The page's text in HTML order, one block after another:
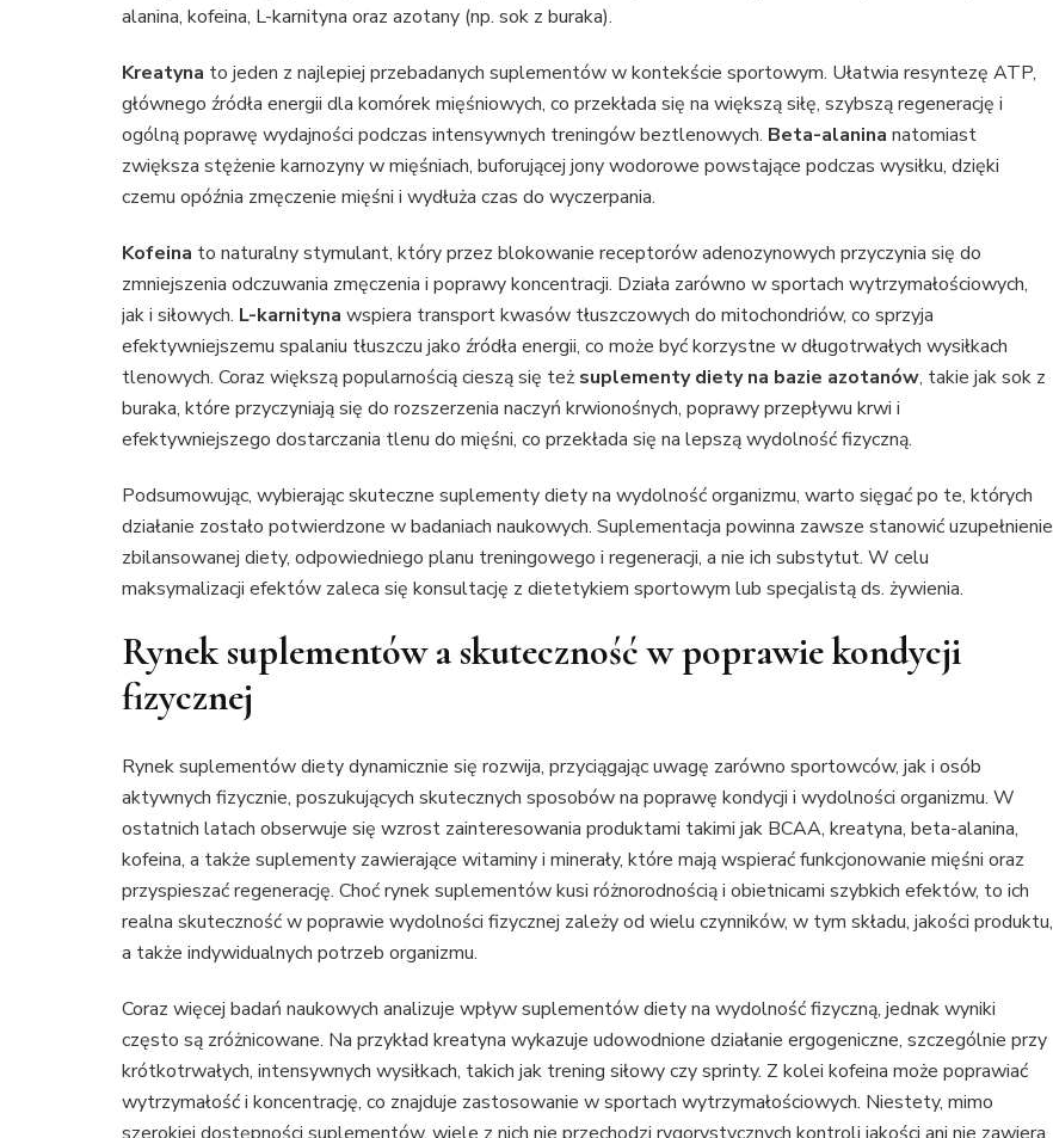
alanina, kofeina, L-karnityna oraz azotany (np. sok z buraka).
Kreatyna to jeden z najlepiej przebadanych suplementów w kontekście sportowym. Ułatwia resyntezę ATP,
głównego źródła energii dla komórek mięśniowych, co przekłada się na większą siłę, szybszą regenerację i
ogólną poprawę wydajności podczas intensywnych treningów beztlenowych. Beta-alanina natomiast
zwiększa stężenie karnozyny w mięśniach, buforującej jony wodorowe powstające podczas wysiłku, dzięki
czemu opóźnia zmęczenie mięśni i wydłuża czas do wyczerpania.
Kofeina to naturalny stymulant, który przez blokowanie receptorów adenozynowych przyczynia się do
zmniejszenia odczuwania zmęczenia i poprawy koncentracji. Działa zarówno w sportach wytrzymałościowych,
jak i siłowych. L-karnityna wspiera transport kwasów tłuszczowych do mitochondriów, co sprzyja
efektywniejszemu spalaniu tłuszczu jako źródła energii, co może być korzystne w długotrwałych wysiłkach
tlenowych. Coraz większą popularnością cieszą się też suplementy diety na bazie azotanów, takie jak sok z
buraka, które przyczyniają się do rozszerzenia naczyń krwionośnych, poprawy przepływu krwi i
efektywniejszego dostarczania tlenu do mięśni, co przekłada się na lepszą wydolność fizyczną.
Podsumowując, wybierając skuteczne suplementy diety na wydolność organizmu, warto sięgać po te, których
działanie zostało potwierdzone w badaniach naukowych. Suplementacja powinna zawsze stanowić uzupełnienie
zbilansowanej diety, odpowiedniego planu treningowego i regeneracji, a nie ich substytut. W celu
maksymalizacji efektów zaleca się konsultację z dietetykiem sportowym lub specjalistą ds. żywienia.
Rynek suplementów a skuteczność w poprawie kondycji
fizycznej
Rynek suplementów diety dynamicznie się rozwija, przyciągając uwagę zarówno sportowców, jak i osób
aktywnych fizycznie, poszukujących skutecznych sposobów na poprawę kondycji i wydolności organizmu. W
ostatnich latach obserwuje się wzrost zainteresowania produktami takimi jak BCAA, kreatyna, beta-alanina,
kofeina, a także suplementy zawierające witaminy i minerały, które mają wspierać funkcjonowanie mięśni oraz
przyspieszać regenerację. Choć rynek suplementów kusi różnorodnością i obietnicami szybkich efektów, to ich
realna skuteczność w poprawie wydolności fizycznej zależy od wielu czynników, w tym składu, jakości produktu,
a także indywidualnych potrzeb organizmu.
Coraz więcej badań naukowych analizuje wpływ suplementów diety na wydolność fizyczną, jednak wyniki
często są zróżnicowane. Na przykład kreatyna wykazuje udowodnione działanie ergogeniczne, szczególnie przy
krótkotrwałych, intensywnych wysiłkach, takich jak trening siłowy czy sprinty. Z kolei kofeina może poprawiać
wytrzymałość i koncentrację, co znajduje zastosowanie w sportach wytrzymałościowych. Niestety, mimo